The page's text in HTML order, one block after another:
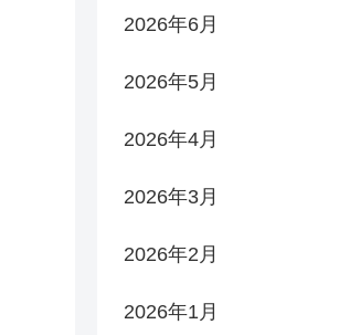
2026年6月
2026年5月
2026年4月
2026年3月
2026年2月
2026年1月